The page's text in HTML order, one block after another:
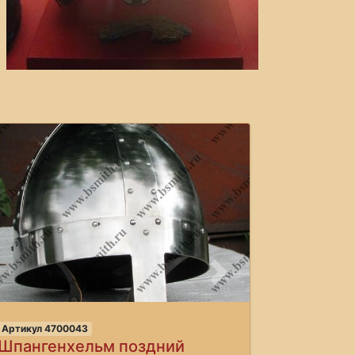
Артикул 4700043
поздний
Следующее